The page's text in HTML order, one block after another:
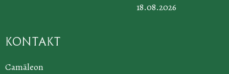
18.08.2026
Kontakt
Camäleon